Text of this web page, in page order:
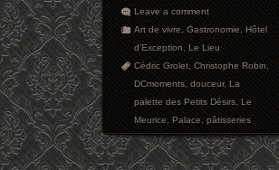
Leave a comment
Art de vivre,Gastronomie,Hôtel
d'Exception,Le Lieu
Cédric Grolet,Christophe Robin,
DCmoments,douceur,La
palette des Petits Désirs,Le
Meurice,Palace,pâtisseries